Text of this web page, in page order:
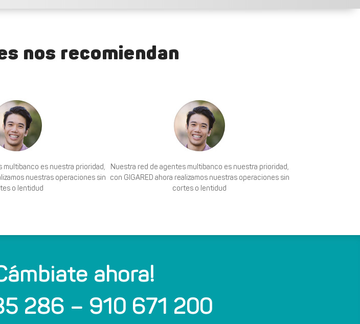
nos recomiendan
multibanco es nuestra prioridad,
nuestras operaciones sin
o lentidud
Nuestra red de agentes multibanco es nuestra prioridad,
con GIGARED ahora realizamos nuestras operaciones sin
cortes o lentidud
ahora!
286 – 910 671 200